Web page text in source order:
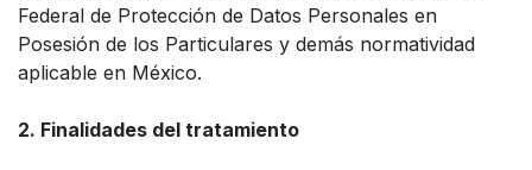
Federal de Protección de Datos Personales en
Posesión de los Particulares y demás normatividad
aplicable en México.
2. Finalidades del tratamiento